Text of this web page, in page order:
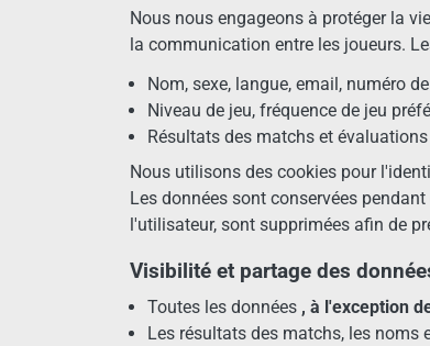
Nous nous engageons à protéger la
la communication entre les joueurs.
Nom, sexe, langue, email, numéro
Niveau de jeu, fréquence de jeu
Résultats des matchs et
Nous utilisons des cookies pour
Les données sont conservées pendant
l'utilisateur, sont supprimées afin de
Visibilité et partage des
Toutes les données , à l'exception
Les résultats des matchs, les noms